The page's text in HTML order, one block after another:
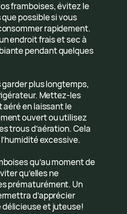
framboises, évitez le
possible si vous
rapidement.
endroit frais et sec à
pendant quelques
garder plus longtemps,
Mettez-les
en laissant le
ouvert ou utilisez
trous d’aération. Cela
excessive.
qu’au moment de
qu’elles ne
prématurément. Un
d’apprécier
et juteuse!